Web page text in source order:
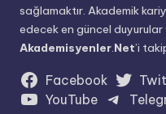
sağlamaktır. Akademik
edecek en güncel
Akademisyenler.Net’i
Facebook
YouTube